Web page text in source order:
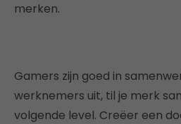
merken.
Gamers zijn goed in
werknemers uit, til je merk
volgende level. Creëer een